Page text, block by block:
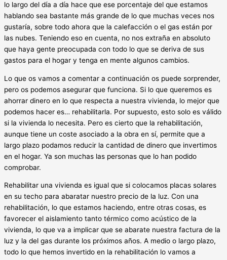
lo largo del día a día hace que ese porcentaje del que estamos
hablando sea bastante más grande de lo que muchas veces nos
gustaría, sobre todo ahora que la calefacción o el gas están por
las nubes. Teniendo eso en cuenta, no nos extraña en absoluto
que haya gente preocupada con todo lo que se deriva de sus
gastos para el hogar y tenga en mente algunos cambios.
Lo que os vamos a comentar a continuación os puede sorprender,
pero os podemos asegurar que funciona. Si lo que queremos es
ahorrar dinero en lo que respecta a nuestra vivienda, lo mejor que
podemos hacer es… rehabilitarla. Por supuesto, esto solo es válido
si la vivienda lo necesita. Pero es cierto que la rehabilitación,
aunque tiene un coste asociado a la obra en sí, permite que a
largo plazo podamos reducir la cantidad de dinero que invertimos
en el hogar. Ya son muchas las personas que lo han podido
comprobar.
Rehabilitar una vivienda es igual que si colocamos placas solares
en su techo para abaratar nuestro precio de la luz. Con una
rehabilitación, lo que estamos haciendo, entre otras cosas, es
favorecer el aislamiento tanto térmico como acústico de la
vivienda, lo que va a implicar que se abarate nuestra factura de la
luz y la del gas durante los próximos años. A medio o largo plazo,
todo lo que hemos invertido en la rehabilitación lo vamos a